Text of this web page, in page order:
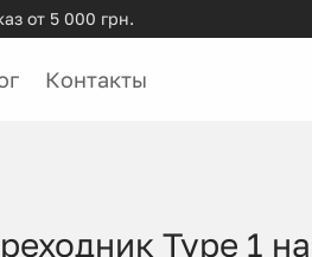
от 5 000 грн.
Контакты
Type 1